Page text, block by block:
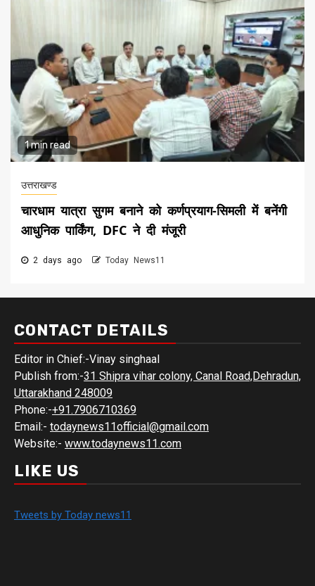
1 min read
उत्तराखण्ड
चारधाम यात्रा सुगम बनाने को कर्णप्रयाग-सिमली में बनेंगी
आधुनिक पार्किंग, DFC ने दी मंजूरी
2 days ago Today News11
CONTACT DETAILS
Editor in Chief:-Vinay singhaal
Publish from:-31 Shipra vihar colony, Canal Road,Dehradun,
Uttarakhand 248009
Phone:-+91.7906710369
Email:- todaynews11official@gmail.com
Website:- www.todaynews11.com
LIKE US
Tweets by Today news11